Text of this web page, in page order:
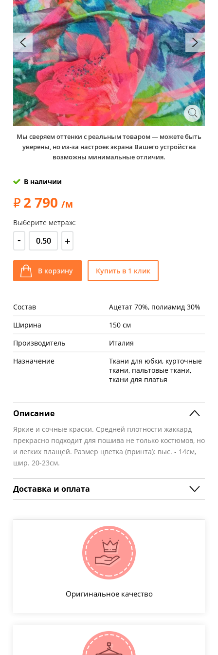
Мы сверяем оттенки с реальным товаром — можете быть
уверены, но из-за настроек экрана Вашего устройства
возможны минимальные отличия.
В наличии
2 790 /м
Выберите метраж:
- +
В корзину Купить в 1 клик
Состав
Ацетат 70%, полиамид 30%
Ширина
150 см
Производитель
Италия
Назначение
Ткани для юбки, курточные
ткани, пальтовые ткани,
ткани для платья
Описание
Яркие и сочные краски. Средней плотности жаккард
прекрасно подходит для пошива не только костюмов, но
и легких плащей. Размер цветка (принта): выс. - 14см,
шир. 20-23см.
Доставка и оплата
Оригинальное качество